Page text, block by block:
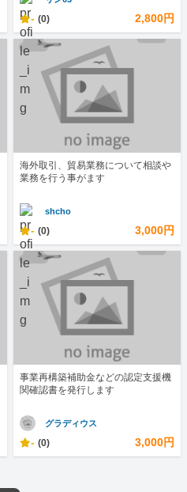
- (0) 2,800円
海外取引、貿易業務について相談や
業務を行う事がます
shcho
- (0) 3,000円
事業再構築補助金などの認定支援機
関確認書を発行します
グラディウス
- (0) 3,000円